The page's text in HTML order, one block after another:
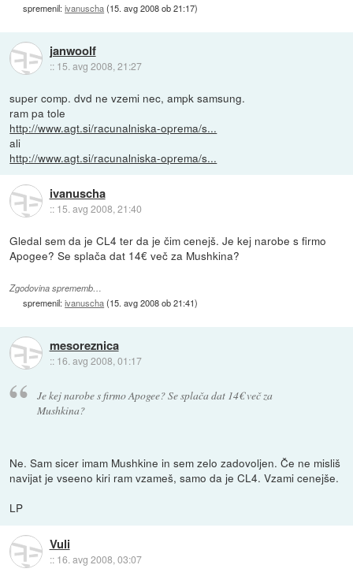
spremenil:ivanuscha(15. avg 2008 ob 21:17)
janwoolf
:: 15. avg 2008, 21:27
super comp. dvd ne vzemi nec, ampk samsung.
ram pa tole
http://www.agt.si/racunalniska-oprema/s...
ali
http://www.agt.si/racunalniska-oprema/s...
ivanuscha
:: 15. avg 2008, 21:40
Gledal sem da je CL4 ter da je čim cenejš. Je kej narobe s firmo
Apogee? Se splača dat 14€ več za Mushkina?
Zgodovina sprememb…
spremenil:ivanuscha(15. avg 2008 ob 21:41)
mesoreznica
:: 16. avg 2008, 01:17
Je kej narobe s firmo Apogee? Se splača dat 14€ več za
Mushkina?
Ne. Sam sicer imam Mushkine in sem zelo zadovoljen. Če ne misliš
navijat je vseeno kiri ram vzameš, samo da je CL4. Vzami cenejše.
LP
Vuli
:: 16. avg 2008, 03:07